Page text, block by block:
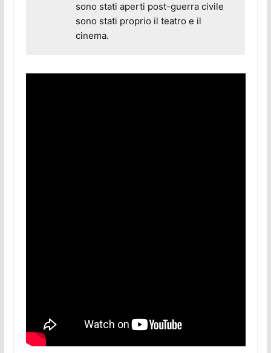
sono stati aperti post-guerra civile
sono stati proprio il teatro e il
cinema.